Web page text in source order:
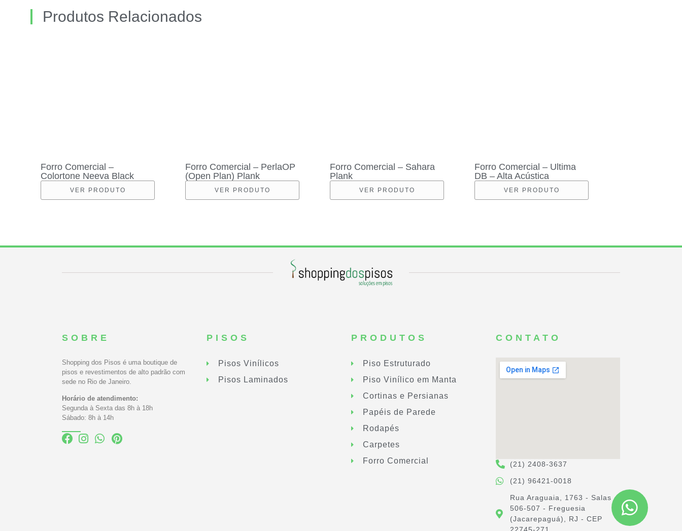
Produtos Relacionados
Forro Comercial –
Colortone Neeva Black
VER PRODUTO
Forro Comercial – PerlaOP
(Open Plan) Plank
VER PRODUTO
Forro Comercial – Sahara
Plank
VER PRODUTO
Forro Comercial – Ultima
DB – Alta Acústica
VER PRODUTO
SOBRE
Shopping dos Pisos é uma boutique de
pisos e revestimentos de alto padrão com
sede no Rio de Janeiro.
Horário de atendimento:
Segunda à Sexta das 8h à 18h
Sábado: 8h à 14h
PISOS
Pisos Vinílicos
Pisos Laminados
PRODUTOS
Piso Estruturado
Piso Vinílico em Manta
Cortinas e Persianas
Papéis de Parede
Rodapés
Carpetes
Forro Comercial
CONTATO
(21) 2408-3637
(21) 96421-0018
Rua Araguaia, 1763 - Salas
506-507 - Freguesia
(Jacarepaguá), RJ - CEP